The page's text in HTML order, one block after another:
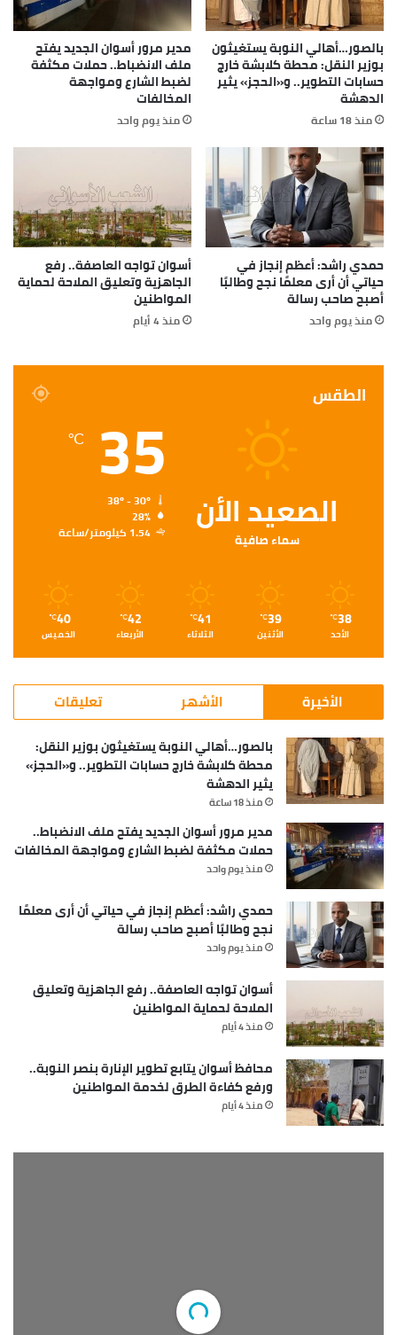
بالصور…أهالي النوبة يستغيثون
بوزير النقل: محطة كلابشة خارج
حسابات التطوير.. و«الحجز» يثير
الدهشة
منذ 18 ساعة
مدير مرور أسوان الجديد يفتح
ملف الانضباط.. حملات مكثفة
لضبط الشارع ومواجهة
المخالفات
منذ يوم واحد
حمدي راشد: أعظم إنجاز في
حياتي أن أرى معلمًا نجح وطالبًا
أصبح صاحب رسالة
منذ يوم واحد
أسوان تواجه العاصفة.. رفع
الجاهزية وتعليق الملاحة لحماية
المواطنين
منذ 4 أيام
الطقس
الصعيد الأن
سماء صافية
35
℃
28%
1.54 كيلومتر/ساعة
38
℃
الأحد
39
℃
الأثنين
41
℃
الثلاثاء
42
℃
الأربعاء
40
℃
الخميس
الأخيرة الأشهر تعليقات
بالصور…أهالي النوبة يستغيثون بوزير النقل:
محطة كلابشة خارج حسابات التطوير.. و«الحجز»
يثير الدهشة
منذ 18 ساعة
مدير مرور أسوان الجديد يفتح ملف الانضباط..
حملات مكثفة لضبط الشارع ومواجهة المخالفات
منذ يوم واحد
حمدي راشد: أعظم إنجاز في حياتي أن أرى معلمًا
نجح وطالبًا أصبح صاحب رسالة
منذ يوم واحد
أسوان تواجه العاصفة.. رفع الجاهزية وتعليق
الملاحة لحماية المواطنين
منذ 4 أيام
محافظ أسوان يتابع تطوير الإنارة بنصر النوبة..
ورفع كفاءة الطرق لخدمة المواطنين
منذ 4 أيام